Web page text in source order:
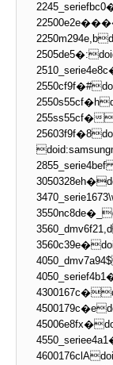
255ss55cf�